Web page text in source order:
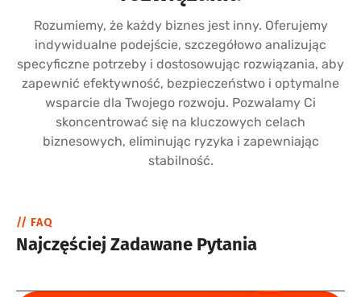
Rozumiemy, że każdy biznes jest inny. Oferujemy
indywidualne podejście, szczegółowo analizując
specyficzne potrzeby i dostosowując rozwiązania, aby
zapewnić efektywność, bezpieczeństwo i optymalne
wsparcie dla Twojego rozwoju. Pozwalamy Ci
skoncentrować się na kluczowych celach
biznesowych, eliminując ryzyka i zapewniając
stabilność.
// FAQ
Najczęściej Zadawane Pytania